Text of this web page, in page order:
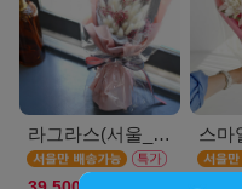
라그라스(서울_M) 스마